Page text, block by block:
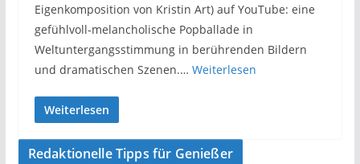
Eigenkomposition von Kristin Art) auf YouTube: eine
gefühlvoll-melancholische Popballade in
Weltuntergangsstimmung in berührenden Bildern
und dramatischen Szenen.… Weiterlesen
Weiterlesen
Redaktionelle Tipps für Genießer